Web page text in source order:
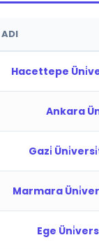
ADI
Hacettepe
Ankara
Gazi̇
Marmara
Ege